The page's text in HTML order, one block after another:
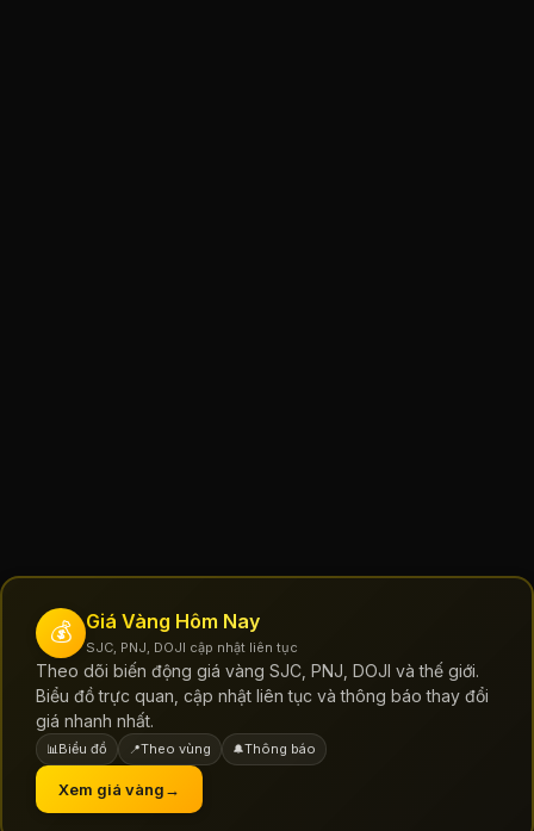
💰 Giá Vàng Hôm Nay
SJC, PNJ, DOJI cập nhật liên tục
Theo dõi biến động giá vàng SJC, PNJ, DOJI và thế giới.
Biểu đồ trực quan, cập nhật liên tục và thông báo thay đổi
giá nhanh nhất.
📊 Biểu đồ 📍Theo vùng 🔔Thông báo
Xem giá vàng→